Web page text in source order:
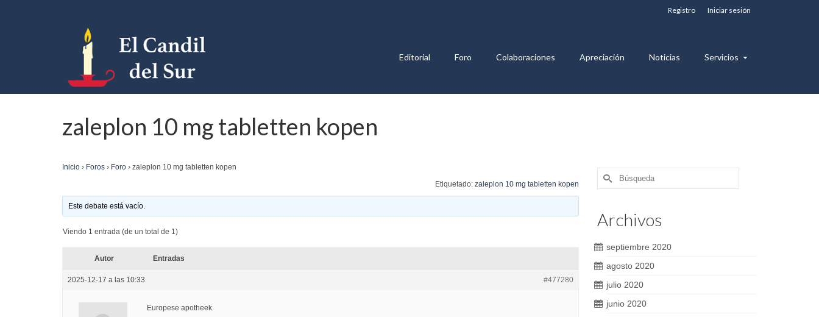
Registro Iniciar sesión
Editorial Foro Colaboraciones Apreciación Noticias Servicios
zaleplon 10 mg tabletten kopen
Inicio › Foros › Foro › zaleplon 10 mg tabletten kopen
Etiquetado: zaleplon 10 mg tabletten kopen
Este debate está vacío.
Viendo 1 entrada (de un total de 1)
Autor Entradas
2025-12-17 a las 10:33 #477280
Europese apotheek
Buscar
por:
Archivos
septiembre 2020
agosto 2020
julio 2020
junio 2020